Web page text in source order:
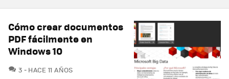
Cómo crear documentos
PDF fácilmente en
Windows 10
3 COMENTARIOS
HACE 11 AÑOS